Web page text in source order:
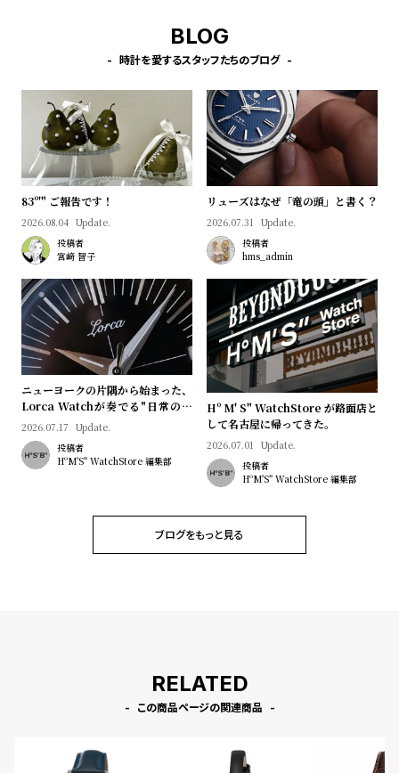
計
保
証
プ
ス
印
サ
ー
ビ
よ
く
あ
る
質
問
お
問
い
合
わ
せ
BLOG
時計を愛するスタッフたちのブログ
83º'" ご報告です！
2026.08.04 Update.
投稿者
宮﨑 智子
リューズはなぜ「竜の頭」と書く？
2026.07.31 Update.
投稿者
hms_admin
ニューヨークの片隅から始まった、
Lorca Watchが奏でる"日常のロ
マン"｜Brand Picks #08
2026.07.17 Update.
投稿者
HºM'S" WatchStore 編集部
Hº M' S" WatchStore が路面店と
して名古屋に帰ってきた。
2026.07.01 Update.
投稿者
HºM'S" WatchStore 編集部
ブログをもっと見る
RELATED
この商品ページの関連商品